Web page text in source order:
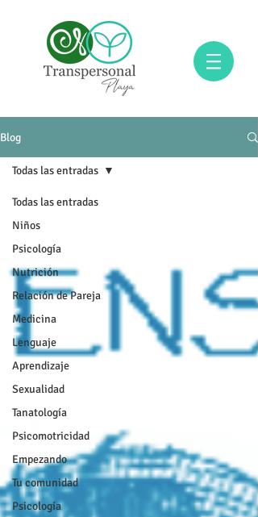
Blog
Todas las entradas
Niños
Psicología
Nutrición
Relación de Pareja
Medicina
Lenguaje
Aprendizaje
Sexualidad
Tanatología
Psicomotricidad
Empezando
Tu comunidad
Psicología
Todas las entradas